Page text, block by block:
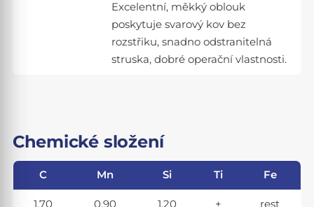
Excelentní, měkký oblouk
poskytuje svarový kov bez
rozstřiku, snadno odstranitelná
struska, dobré operační vlastnosti.
Chemické složení
C Mn Si Ti Fe
1,70 0,90 1,20 + rest